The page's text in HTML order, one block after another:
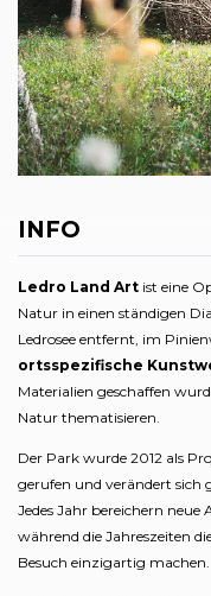
INFO
Ledro Land Art ist eine
Natur in einen ständigen
Ledrosee entfernt, im
ortsspezifische
Materialien geschaffen
Natur thematisieren.
Der Park wurde 2012 als
gerufen und verändert sich
Jedes Jahr bereichern neue
während die Jahreszeiten
Besuch einzigartig machen.